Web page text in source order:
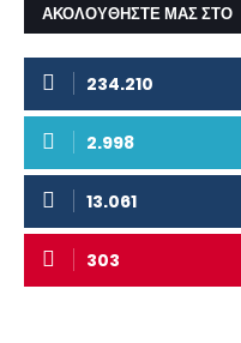
ΑΚΟΛΟΥΘΗΣΤΕ ΜΑΣ ΣΤΟ
234.210
2.998
13.061
303